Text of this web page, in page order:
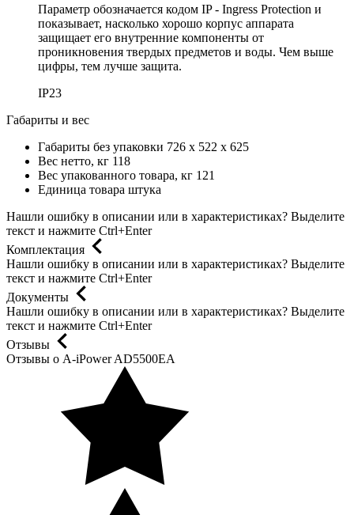
Параметр обозначается кодом IP - Ingress Protection и
показывает, насколько хорошо корпус аппарата
защищает его внутренние компоненты от
проникновения твердых предметов и воды. Чем выше
цифры, тем лучше защита.
IP23
Габариты и вес
Габариты без упаковки 726 х 522 х 625
Вес нетто, кг 118
Вес упакованного товара, кг 121
Единица товара штука
Нашли ошибку в описании или в характеристиках? Выделите
текст и нажмите Ctrl+Enter
Комплектация
Нашли ошибку в описании или в характеристиках? Выделите
текст и нажмите Ctrl+Enter
Документы
Нашли ошибку в описании или в характеристиках? Выделите
текст и нажмите Ctrl+Enter
Отзывы
Отзывы о A-iPower AD5500EA